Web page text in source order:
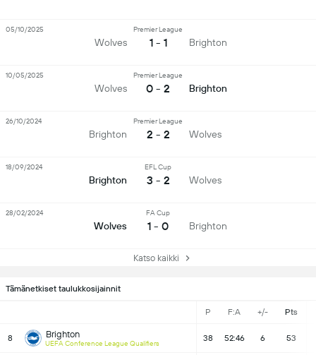
Tämänetkiset taulukkosijainnit
P F:A +/- Pts
8 Brighton
UEFA Conference League Qualifiers
38 52:46 6 53
Wolves
Premier League
1 - 1 Brighton
05/10/2025
Wolves
Premier League
0 - 2 Brighton
10/05/2025
Brighton
Premier League
2 - 2 Wolves
26/10/2024
Brighton
EFL Cup
3 - 2 Wolves
18/09/2024
Wolves
FA Cup
1 - 0 Brighton
28/02/2024
Katso kaikki